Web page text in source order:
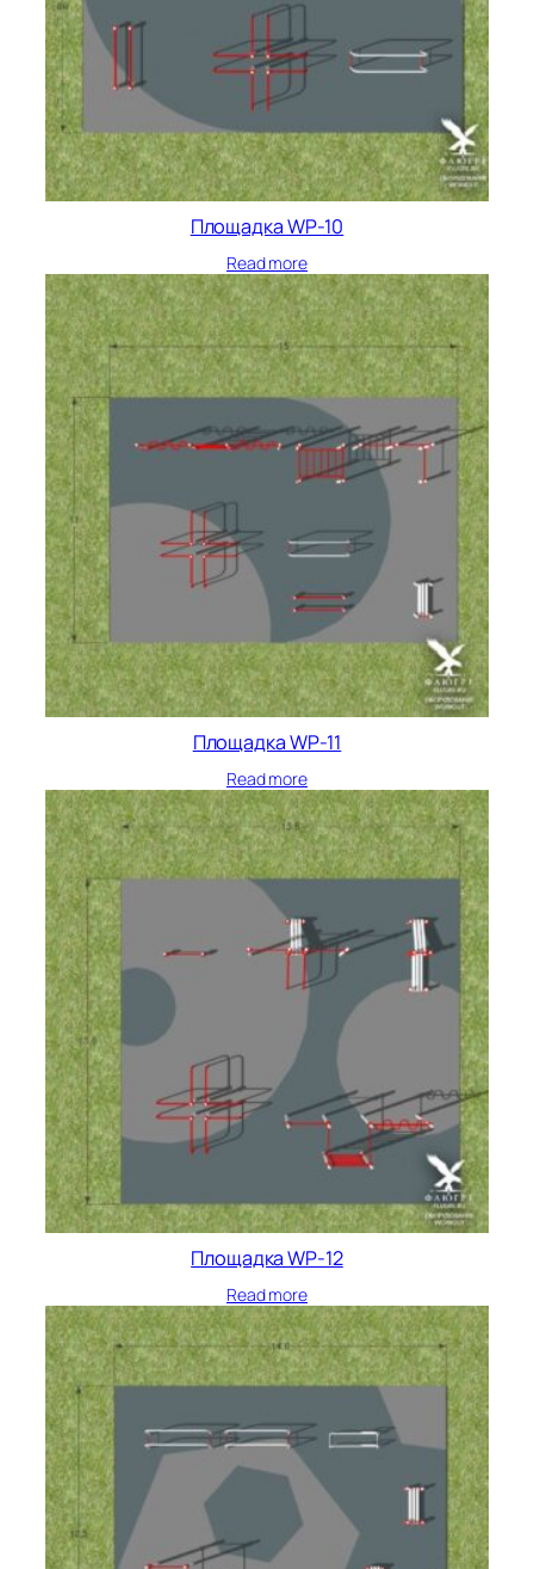
Площадка WP-10
Read more
Площадка WP-11
Read more
Площадка WP-12
Read more